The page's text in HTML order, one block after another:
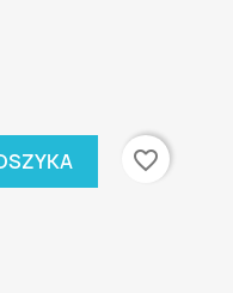
favorite_border